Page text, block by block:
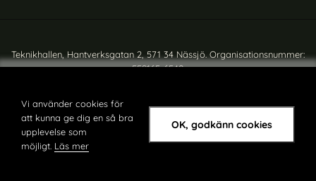
Vi använder cookies för
att kunna ge dig en så bra
upplevelse som
möjligt. Läs mer
OK, godkänn cookies
Teknikhallen, Hantverksgatan 2, 571 34 Nässjö. Organisationsnummer:
559165-6540